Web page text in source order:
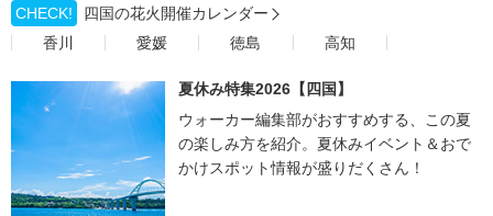
CHECK!
四国の花火開催カレンダー
香川
愛媛 徳島 高知
夏休み特集2026【四国】
ウォーカー編集部がおすすめする、この夏
の楽しみ方を紹介。夏休みイベント＆おで
かけスポット情報が盛りだくさん！